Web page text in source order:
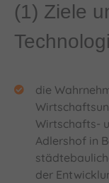
(1) Ziele
die
Wirtschafts-
Adlershof in
der